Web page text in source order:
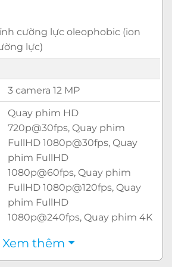
ta sẽ có một chiếc iPhone với
và cả 3 camera này đều có độ
cường lực oleophobic (ion
lực)
3 camera 12 MP
Quay phim HD
720p@30fps, Quay phim
FullHD 1080p@30fps, Quay
phim FullHD
1080p@60fps, Quay phim
FullHD 1080p@120fps, Quay
phim FullHD
1080p@240fps, Quay phim 4K
2160p@30fps, Quay phim 4K
2160p@60fps
Xem thêm